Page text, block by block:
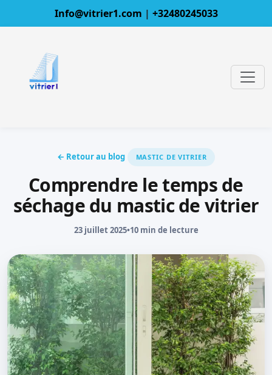
Info@vitrier1.com | +32480245033
← Retour au blog MASTIC DE VITRIER
Comprendre le temps de
séchage du mastic de vitrier
23 juillet 2025•10 min de lecture